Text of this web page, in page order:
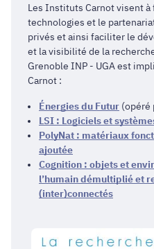
Les Instituts Carnot visent
technologies et le
privés et ainsi faciliter le
et la visibilité de la
Grenoble INP - UGA est
Carnot :
Énergies du Futur (opéré
LSI : Logiciels et
PolyNat : matériaux
ajoutée
Cognition : objets et
l’humain démultiplié et
(inter)connectés